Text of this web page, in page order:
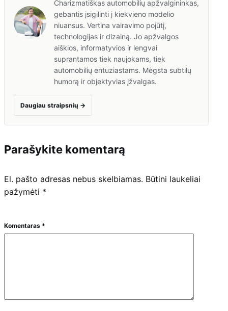
Charizmatiškas automobilių apžvalgininkas,
gebantis įsigilinti į kiekvieno modelio
niuansus. Vertina vairavimo pojūtį,
technologijas ir dizainą. Jo apžvalgos
aiškios, informatyvios ir lengvai
suprantamos tiek naujokams, tiek
automobilių entuziastams. Mėgsta subtilų
humorą ir objektyvias įžvalgas.
Daugiau straipsnių →
Parašykite komentarą
El. pašto adresas nebus skelbiamas. Būtini laukeliai
pažymėti *
Komentaras *